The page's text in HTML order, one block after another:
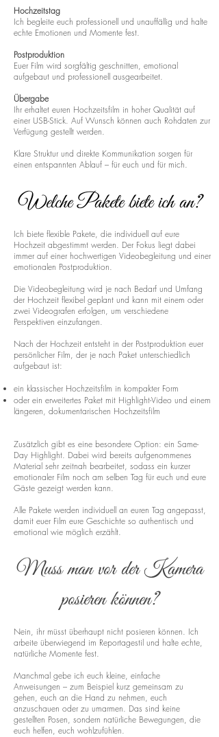
Hochzeitstag
Ich begleite euch professionell und unauffällig und halte
echte Emotionen und Momente fest.
Postproduktion
Euer Film wird sorgfältig geschnitten, emotional
aufgebaut und professionell ausgearbeitet.
Übergabe
Ihr erhaltet euren Hochzeitsfilm in hoher Qualität auf
einer USB-Stick. Auf Wunsch können auch Rohdaten zur
Verfügung gestellt werden.
Klare Struktur und direkte Kommunikation sorgen für
einen entspannten Ablauf – für euch und für mich.
Welche Pakete biete ich an?
Ich biete flexible Pakete, die individuell auf eure
Hochzeit abgestimmt werden. Der Fokus liegt dabei
immer auf einer hochwertigen Videobegleitung und einer
emotionalen Postproduktion.
Die Videobegleitung wird je nach Bedarf und Umfang
der Hochzeit flexibel geplant und kann mit einem oder
zwei Videografen erfolgen, um verschiedene
Perspektiven einzufangen.
Nach der Hochzeit entsteht in der Postproduktion euer
persönlicher Film, der je nach Paket unterschiedlich
aufgebaut ist:
ein klassischer Hochzeitsfilm in kompakter Form
oder ein erweitertes Paket mit Highlight-Video und einem
längeren, dokumentarischen Hochzeitsfilm
Zusätzlich gibt es eine besondere Option: ein Same-
Day Highlight. Dabei wird bereits aufgenommenes
Material sehr zeitnah bearbeitet, sodass ein kurzer
emotionaler Film noch am selben Tag für euch und eure
Gäste gezeigt werden kann.
Alle Pakete werden individuell an euren Tag angepasst,
damit euer Film eure Geschichte so authentisch und
emotional wie möglich erzählt.
Muss man vor der Kamera
posieren können?
Nein, ihr müsst überhaupt nicht posieren können. Ich
arbeite überwiegend im Reportagestil und halte echte,
natürliche Momente fest.
Manchmal gebe ich euch kleine, einfache
Anweisungen – zum Beispiel kurz gemeinsam zu
gehen, euch an die Hand zu nehmen, euch
anzuschauen oder zu umarmen. Das sind keine
gestellten Posen, sondern natürliche Bewegungen, die
euch helfen, euch wohlzufühlen.